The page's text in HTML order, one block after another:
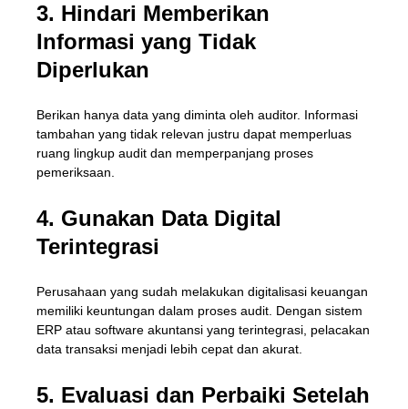
3. Hindari Memberikan
Informasi yang Tidak
Diperlukan
Berikan hanya data yang diminta oleh auditor. Informasi
tambahan yang tidak relevan justru dapat memperluas
ruang lingkup audit dan memperpanjang proses
pemeriksaan.
4. Gunakan Data Digital
Terintegrasi
Perusahaan yang sudah melakukan digitalisasi keuangan
memiliki keuntungan dalam proses audit. Dengan sistem
ERP atau software akuntansi yang terintegrasi, pelacakan
data transaksi menjadi lebih cepat dan akurat.
5. Evaluasi dan Perbaiki Setelah